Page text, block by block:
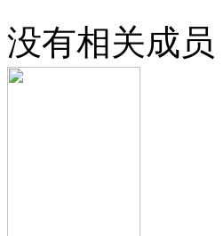
没有相关成员